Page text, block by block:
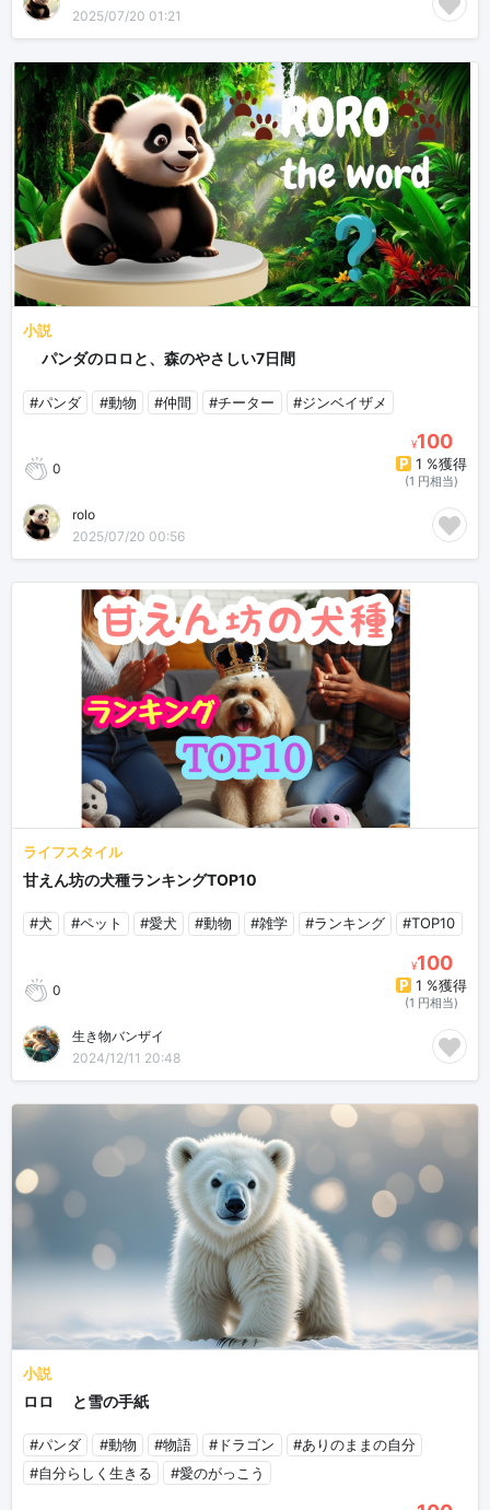
2025/07/20 01:21
小説
🐼パンダのロロと、森のやさしい7日間🐾
#パンダ #動物 #仲間 #チーター #ジンベイザメ
0
¥100
1 %獲得
(1 円相当)
rolo
2025/07/20 00:56
ライフスタイル
甘えん坊の犬種ランキングTOP10
#犬 #ペット #愛犬 #動物 #雑学 #ランキング #TOP10
0
¥100
1 %獲得
(1 円相当)
生き物バンザイ
2024/12/11 20:48
小説
ロロ🐼と雪の手紙
#パンダ #動物 #物語 #ドラゴン
#ありのままの自分
#自分らしく生きる
#愛のがっこう